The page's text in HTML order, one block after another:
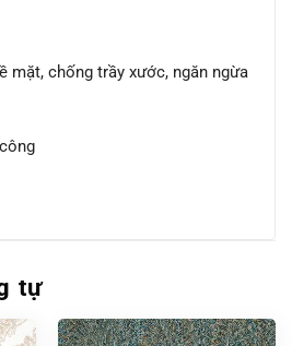
mặt, chống trầy xước, ngăn ngừa
tự